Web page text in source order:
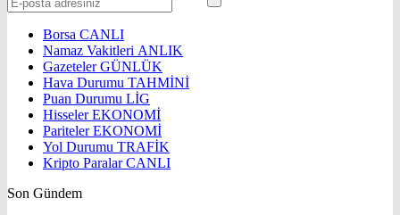
Borsa CANLI
Namaz Vakitleri ANLIK
GazetelerGÜNLÜK
Hava Durumu TAHMİNİ
Puan Durumu LİG
HisselerEKONOMİ
ParitelerEKONOMİ
Yol Durumu TRAFİK
Kripto ParalarCANLI
Son Gündem